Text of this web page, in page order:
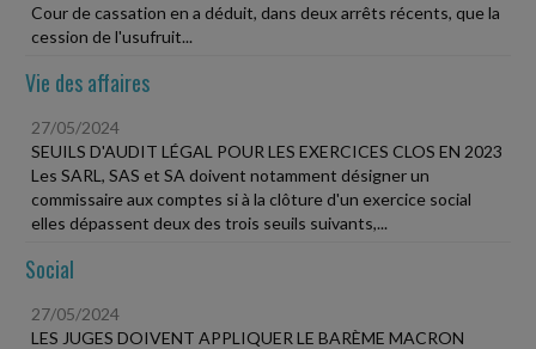
Cour de cassation en a déduit, dans deux arrêts récents, que la
cession de l'usufruit...
Vie des affaires
27/05/2024
SEUILS D'AUDIT LÉGAL POUR LES EXERCICES CLOS EN 2023
Les SARL, SAS et SA doivent notamment désigner un
commissaire aux comptes si à la clôture d'un exercice social
elles dépassent deux des trois seuils suivants,...
Social
27/05/2024
LES JUGES DOIVENT APPLIQUER LE BARÈME MACRON